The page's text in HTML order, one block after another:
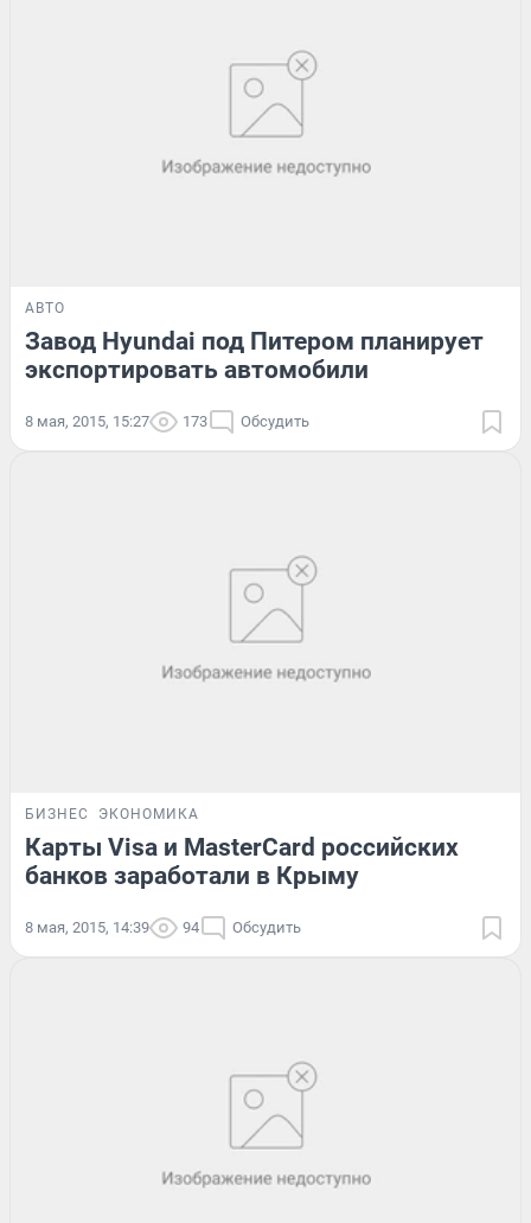
АВТО
Завод Hyundai под Питером планирует
экспортировать автомобили
8 мая, 2015, 15:27 173 Обсудить
БИЗНЕС ЭКОНОМИКА
Карты Visa и MasterCard российских
банков заработали в Крыму
8 мая, 2015, 14:39 94 Обсудить